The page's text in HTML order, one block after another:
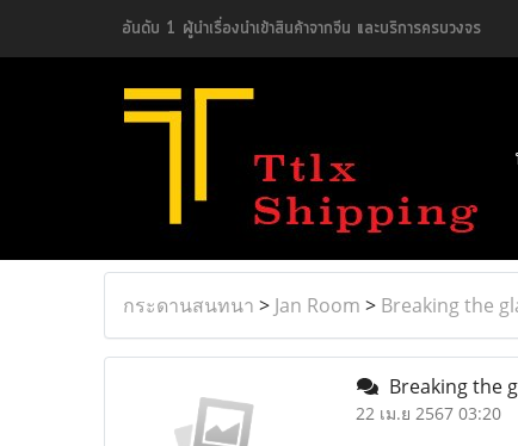
อันดับ 1 ผู้นำเรื่องนำเข้าสินค้าจากจีน และบริการครบวงจร
กระดานสนทนา > Jan Room > Breaking the
Breaking the
22 เม.ย 2567 03:20